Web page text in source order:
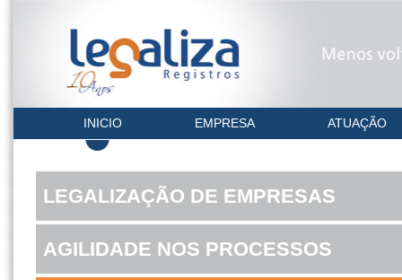
INICIO EMPRESA ATUAÇÃO
LEGALIZAÇÃO DE EMPRESAS
AGILIDADE NOS PROCESSOS